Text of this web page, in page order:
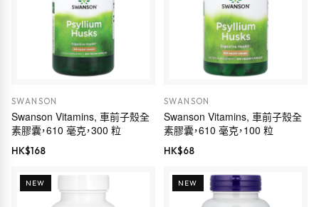
SWANSON
Swanson Vitamins, 車前子殼全
素膠囊，610 毫克，300 粒
HK$168
SWANSON
Swanson Vitamins, 車前子殼全
素膠囊，610 毫克，100 粒
HK$68
NEW NEW